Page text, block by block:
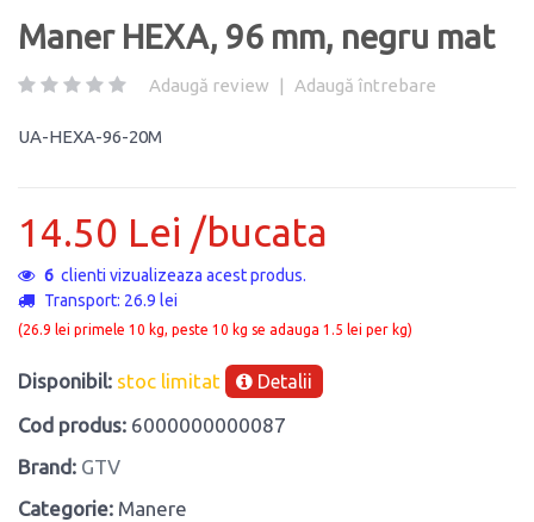
Maner HEXA, 96 mm, negru mat
Adaugă review | Adaugă întrebare
UA-HEXA-96-20M
14.50 Lei /bucata
6 clienti vizualizeaza acest produs.
Transport: 26.9 lei
(26.9 lei primele 10 kg, peste 10 kg se adauga 1.5 lei per kg)
Disponibil: stoc limitat Detalii
Cod produs: 6000000000087
Brand: GTV
Categorie: Manere